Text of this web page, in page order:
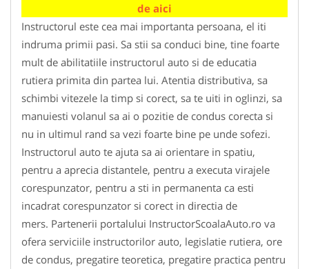
de aici
Instructorul este cea mai importanta persoana, el iti
indruma primii pasi. Sa stii sa conduci bine, tine foarte
mult de abilitatiile instructorul auto si de educatia
rutiera primita din partea lui. Atentia distributiva, sa
schimbi vitezele la timp si corect, sa te uiti in oglinzi, sa
manuiesti volanul sa ai o pozitie de condus corecta si
nu in ultimul rand sa vezi foarte bine pe unde sofezi.
Instructorul auto te ajuta sa ai orientare in spatiu,
pentru a aprecia distantele, pentru a executa virajele
corespunzator, pentru a sti in permanenta ca esti
incadrat corespunzator si corect in directia de
mers. Partenerii portalului InstructorScoalaAuto.ro va
ofera serviciile instructorilor auto, legislatie rutiera, ore
de condus, pregatire teoretica, pregatire practica pentru